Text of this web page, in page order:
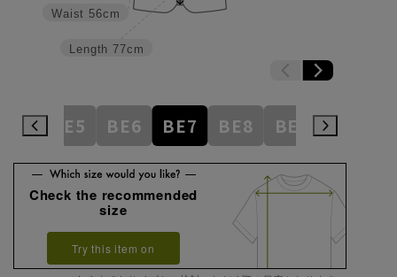
Length 77cm
Waist 56cm
BE5 BE6 BE7 BE8 BE9 BE10
Check the recommended
size
Try this item on